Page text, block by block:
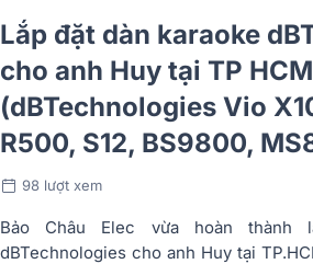
Lắp đặt dàn karaoke
cho anh Huy tại TP HCM
(dBTechnologies Vio
R500, S12, BS9800,
98 lượt xem
Bảo Châu Elec vừa hoàn thành
dBTechnologies cho anh Huy tại